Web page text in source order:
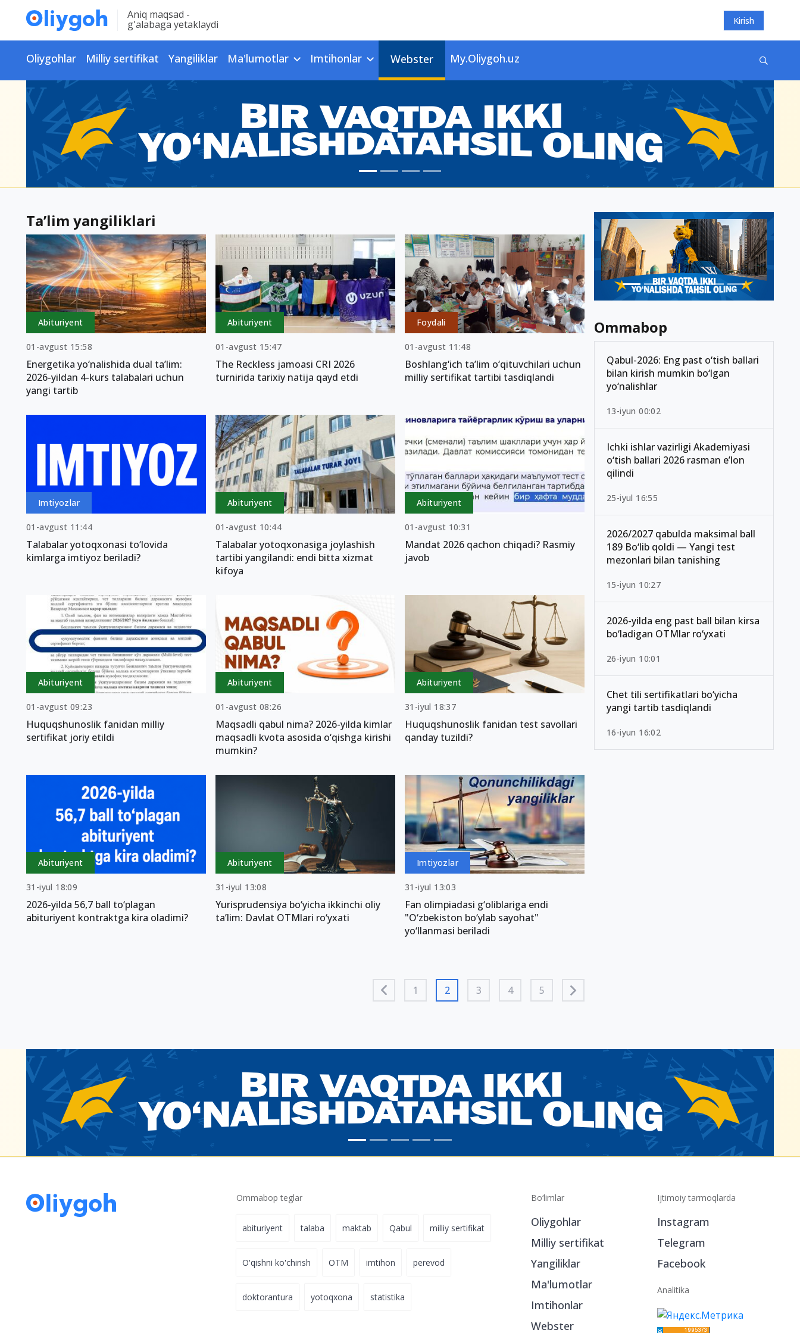
Aniq maqsad -
g'alabaga yetaklaydi Kirish
Oliygohlar Milliy sertifikat Yangiliklar Ma'lumotlar Imtihonlar Webster My.Oliygoh.uz
Ta’lim yangiliklari
Abituriyent
01-avgust 15:58
Energetika yo‘nalishida dual ta’lim:
2026-yildan 4-kurs talabalari uchun
yangi tartib
Abituriyent
01-avgust 15:47
The Reckless jamoasi CRI 2026
turnirida tarixiy natija qayd etdi
Foydali
01-avgust 11:48
Boshlang‘ich ta’lim o‘qituvchilari uchun
milliy sertifikat tartibi tasdiqlandi
Imtiyozlar
01-avgust 11:44
Talabalar yotoqxonasi to‘lovida
kimlarga imtiyoz beriladi?
Abituriyent
01-avgust 10:44
Talabalar yotoqxonasiga joylashish
tartibi yangilandi: endi bitta xizmat
kifoya
Abituriyent
01-avgust 10:31
Mandat 2026 qachon chiqadi? Rasmiy
javob
Abituriyent
01-avgust 09:23
Huquqshunoslik fanidan milliy
sertifikat joriy etildi
Abituriyent
01-avgust 08:26
Maqsadli qabul nima? 2026-yilda kimlar
maqsadli kvota asosida o‘qishga kirishi
mumkin?
Abituriyent
31-iyul 18:37
Huquqshunoslik fanidan test savollari
qanday tuzildi?
Abituriyent
31-iyul 18:09
2026-yilda 56,7 ball to‘plagan
abituriyent kontraktga kira oladimi?
Abituriyent
31-iyul 13:08
Yurisprudensiya bo‘yicha ikkinchi oliy
ta’lim: Davlat OTMlari ro‘yxati
Imtiyozlar
31-iyul 13:03
Fan olimpiadasi g‘oliblariga endi
"O‘zbekiston bo‘ylab sayohat"
yo‘llanmasi beriladi
1 2 3 4 5
Ommabop
Qabul-2026: Eng past o‘tish ballari
bilan kirish mumkin bo‘lgan
yo‘nalishlar
13-iyun 00:02
Ichki ishlar vazirligi Akademiyasi
o‘tish ballari 2026 rasman e’lon
qilindi
25-iyul 16:55
2026/2027 qabulda maksimal ball
189 Bo‘lib qoldi — Yangi test
mezonlari bilan tanishing
15-iyun 10:27
2026-yilda eng past ball bilan kirsa
bo‘ladigan OTMlar ro‘yxati
26-iyun 10:01
Chet tili sertifikatlari bo‘yicha
yangi tartib tasdiqlandi
16-iyun 16:02
Ommabop teglar
abituriyent talaba maktab Qabul milliy sertifikat
O'qishni ko'chirish OTM imtihon perevod
doktorantura yotoqxona statistika
Bo‘limlar
Oliygohlar
Milliy sertifikat
Yangiliklar
Ma'lumotlar
Imtihonlar
Webster
Ijtimoiy tarmoqlarda
Instagram
Telegram
Facebook
Analitika